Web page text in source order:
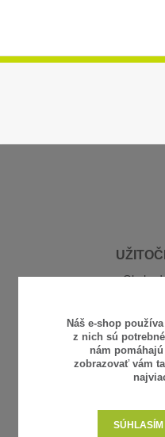
Náš e-shop
z nich sú
nám
zobrazovať vám